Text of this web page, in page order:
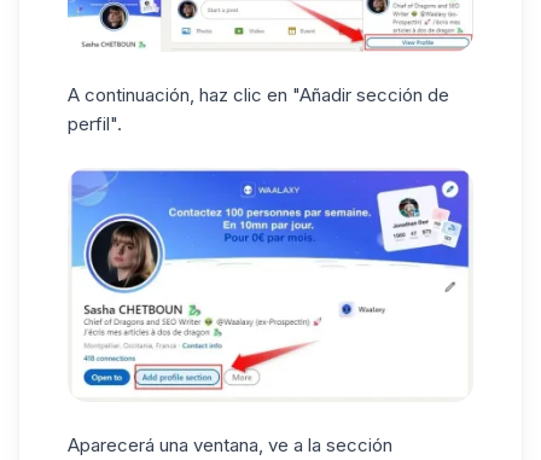
A continuación, haz clic en "Añadir sección de
perfil".
Aparecerá una ventana, ve a la sección